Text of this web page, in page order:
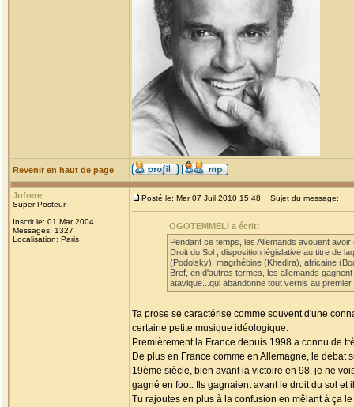
Revenir en haut de page
Jofrere
Super Posteur
Inscrit le: 01 Mar 2004
Messages: 1327
Localisation: Paris
Posté le: Mer 07 Juil 2010 15:48 Sujet du message:
OGOTEMMELI a écrit:
Pendant ce temps, les Allemands avouent
Droit du Sol ; disposition législative au titre de
(Podolsky), magrhébine (Khedira), africaine
Bref, en d'autres termes, les allemands
atavique...qui abandonne tout vernis au
Ta prose se caractérise comme souvent d'une
certaine petite musique idéologique.
Premièrement la France depuis 1998 a connu de
De plus en France comme en Allemagne, le
19ème siècle, bien avant la victoire en 98. je ne
gagné en foot. Ils gagnaient avant le droit du sol et
Tu rajoutes en plus à la confusion en mêlant à ça